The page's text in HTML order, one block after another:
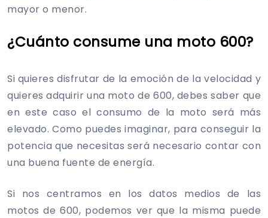
mayor o menor.
¿Cuánto consume una moto 600?
Si quieres disfrutar de la emoción de la velocidad y
quieres adquirir una moto de 600, debes saber que
en este caso el consumo de la moto será más
elevado. Como puedes imaginar, para conseguir la
potencia que necesitas será necesario contar con
una buena fuente de energía.
Si nos centramos en los datos medios de las
motos de 600, podemos ver que la misma puede